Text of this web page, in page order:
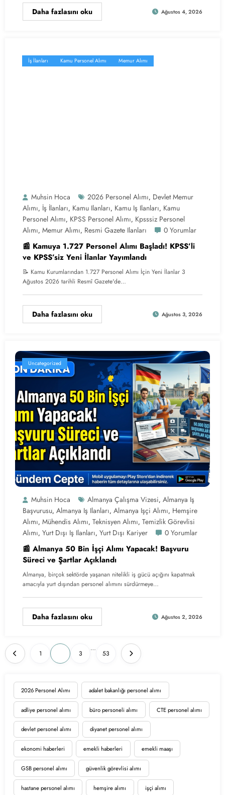
2026 Personel Alımı adalet bakanlığı personel alımı
adliye personel alımı büro personeli alımı CTE personel alımı
devlet personel alımı diyanet personel alımı
ekonomi haberleri emekli haberleri emekli maaşı
GSB personel alımı güvenlik görevlisi alımı
hastane personel alımı hemşire alımı işçi alımı
Daha fazlasını oku Ağustos 4, 2026
İş İlanları Kamu Personel Alımı Memur Alımı
Muhsin Hoca 2026 Personel Alımı, Devlet Memur
Alımı, İş İlanları, Kamu Ilanları, Kamu Iş Ilanları, Kamu
Personel Alımı, KPSS Personel Alımı, Kpsssiz Personel
Alımı, Memur Alımı, Resmi Gazete Ilanları 0 Yorumlar
📰 Kamuya 1.727 Personel Alımı Başladı! KPSS’li
ve KPSS’siz Yeni İlanlar Yayımlandı
📝 Kamu Kurumlarından 1.727 Personel Alımı İçin Yeni İlanlar 3
Ağustos 2026 tarihli Resmî Gazete'de…
Daha fazlasını oku Ağustos 3, 2026
Uncategorized
Muhsin Hoca Almanya Çalışma Vizesi, Almanya Iş
Başvurusu, Almanya Iş Ilanları, Almanya Işçi Alımı, Hemşire
Alımı, Mühendis Alımı, Teknisyen Alımı, Temizlik Görevlisi
Alımı, Yurt Dışı Iş Ilanları, Yurt Dışı Kariyer 0 Yorumlar
📰 Almanya 50 Bin İşçi Alımı Yapacak! Başvuru
Süreci ve Şartlar Açıklandı
Almanya, birçok sektörde yaşanan nitelikli iş gücü açığını kapatmak
amacıyla yurt dışından personel alımını sürdürmeye…
Daha fazlasını oku Ağustos 2, 2026
Yazı
sayfalaması
1 3
…
53